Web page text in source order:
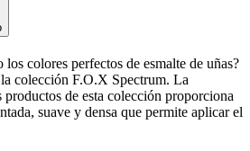
los colores perfectos de esmalte de uñas?
colección F.O.X Spectrum. La
de esta colección proporciona
suave y densa que permite aplicar el